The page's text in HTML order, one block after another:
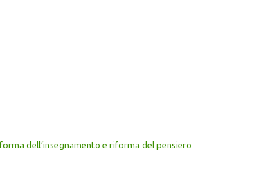
dell’insegnamento e riforma del pensiero